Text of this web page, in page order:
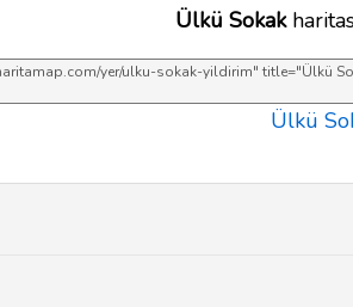
Ülkü Sokak
Ülkü